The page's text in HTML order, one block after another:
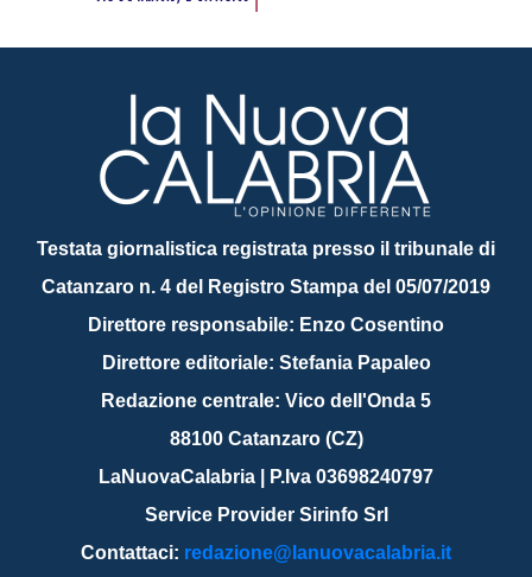
Testata giornalistica registrata presso il tribunale di
Catanzaro n. 4 del Registro Stampa del 05/07/2019
Direttore responsabile: Enzo Cosentino
Direttore editoriale: Stefania Papaleo
Redazione centrale: Vico dell'Onda 5
88100 Catanzaro (CZ)
LaNuovaCalabria | P.Iva 03698240797
Service Provider Sirinfo Srl
Contattaci: redazione@lanuovacalabria.it